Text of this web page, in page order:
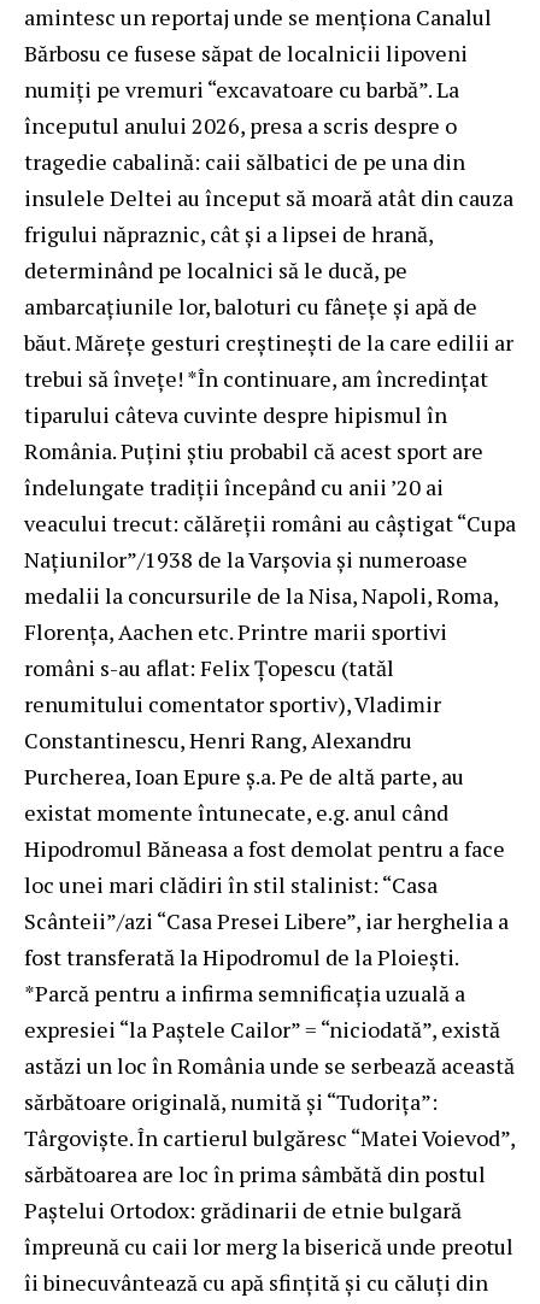
amintesc un reportaj unde se menţiona Canalul
Bărbosu ce fusese săpat de localnicii lipoveni
numiţi pe vremuri “excavatoare cu barbă”. La
începutul anului 2026, presa a scris despre o
tragedie cabalină: caii sălbatici de pe una din
insulele Deltei au început să moară atât din cauza
frigului năpraznic, cât şi a lipsei de hrană,
determinând pe localnici să le ducă, pe
ambarcaţiunile lor, baloturi cu fâneţe şi apă de
băut. Măreţe gesturi creştineşti de la care edilii ar
trebui să înveţe! *În continuare, am încredinţat
tiparului câteva cuvinte despre hipismul în
România. Puţini ştiu probabil că acest sport are
îndelungate tradiţii începând cu anii ’20 ai
veacului trecut: călăreţii români au câştigat “Cupa
Naţiunilor”/1938 de la Varşovia şi numeroase
medalii la concursurile de la Nisa, Napoli, Roma,
Florenţa, Aachen etc. Printre marii sportivi
români s-au aflat: Felix Ţopescu (tatăl
renumitului comentator sportiv), Vladimir
Constantinescu, Henri Rang, Alexandru
Purcherea, Ioan Epure ş.a. Pe de altă parte, au
existat momente întunecate, e.g. anul când
Hipodromul Băneasa a fost demolat pentru a face
loc unei mari clădiri în stil stalinist: “Casa
Scânteii”/azi “Casa Presei Libere”, iar herghelia a
fost transferată la Hipodromul de la Ploieşti.
*Parcă pentru a infirma semnificaţia uzuală a
expresiei “la Paştele Cailor” = “niciodată”, există
astăzi un loc în România unde se serbează această
sărbătoare originală, numită şi “Tudoriţa”:
Târgovişte. În cartierul bulgăresc “Matei Voievod”,
sărbătoarea are loc în prima sâmbătă din postul
Paştelui Ortodox: grădinarii de etnie bulgară
împreună cu caii lor merg la biserică unde preotul
îi binecuvântează cu apă sfinţită şi cu căluţi din